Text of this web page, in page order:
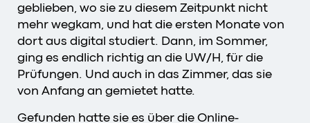
geblieben, wo sie zu diesem Zeitpunkt nicht
mehr wegkam, und hat die ersten Monate von
dort aus digital studiert. Dann, im Sommer,
ging es endlich richtig an die UW/H, für die
Prüfungen. Und auch in das Zimmer, das sie
von Anfang an gemietet hatte.
Gefunden hatte sie es über die Online-